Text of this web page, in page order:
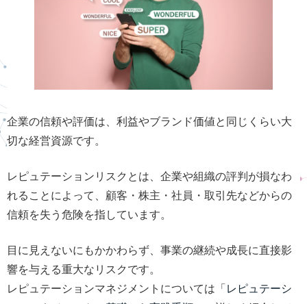
企業の信頼や評価は、利益やブランド価値と同じくらい大
切な経営資源です。
レピュテーションリスクとは、企業や組織の評判が損なわ
れることによって、顧客・株主・社員・取引先などからの
信頼を失う危険を指しています。
目に見えないにもかかわらず、事業の継続や成長に直接影
響を与える重大なリスクです。
レピュテーションマネジメントについては「レピュテーシ